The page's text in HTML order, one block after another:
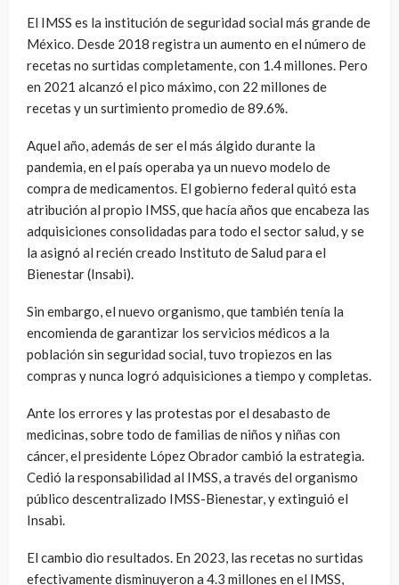
El IMSS es la institución de seguridad social más grande de
México. Desde 2018 registra un aumento en el número de
recetas no surtidas completamente, con 1.4 millones. Pero
en 2021 alcanzó el pico máximo, con 22 millones de
recetas y un surtimiento promedio de 89.6%.
Aquel año, además de ser el más álgido durante la
pandemia, en el país operaba ya un nuevo modelo de
compra de medicamentos. El gobierno federal quitó esta
atribución al propio IMSS, que hacía años que encabeza las
adquisiciones consolidadas para todo el sector salud, y se
la asignó al recién creado Instituto de Salud para el
Bienestar (Insabi).
Sin embargo, el nuevo organismo, que también tenía la
encomienda de garantizar los servicios médicos a la
población sin seguridad social, tuvo tropiezos en las
compras y nunca logró adquisiciones a tiempo y completas.
Ante los errores y las protestas por el desabasto de
medicinas, sobre todo de familias de niños y niñas con
cáncer, el presidente López Obrador cambió la estrategia.
Cedió la responsabilidad al IMSS, a través del organismo
público descentralizado IMSS-Bienestar, y extinguió el
Insabi.
El cambio dio resultados. En 2023, las recetas no surtidas
efectivamente disminuyeron a 4.3 millones en el IMSS,